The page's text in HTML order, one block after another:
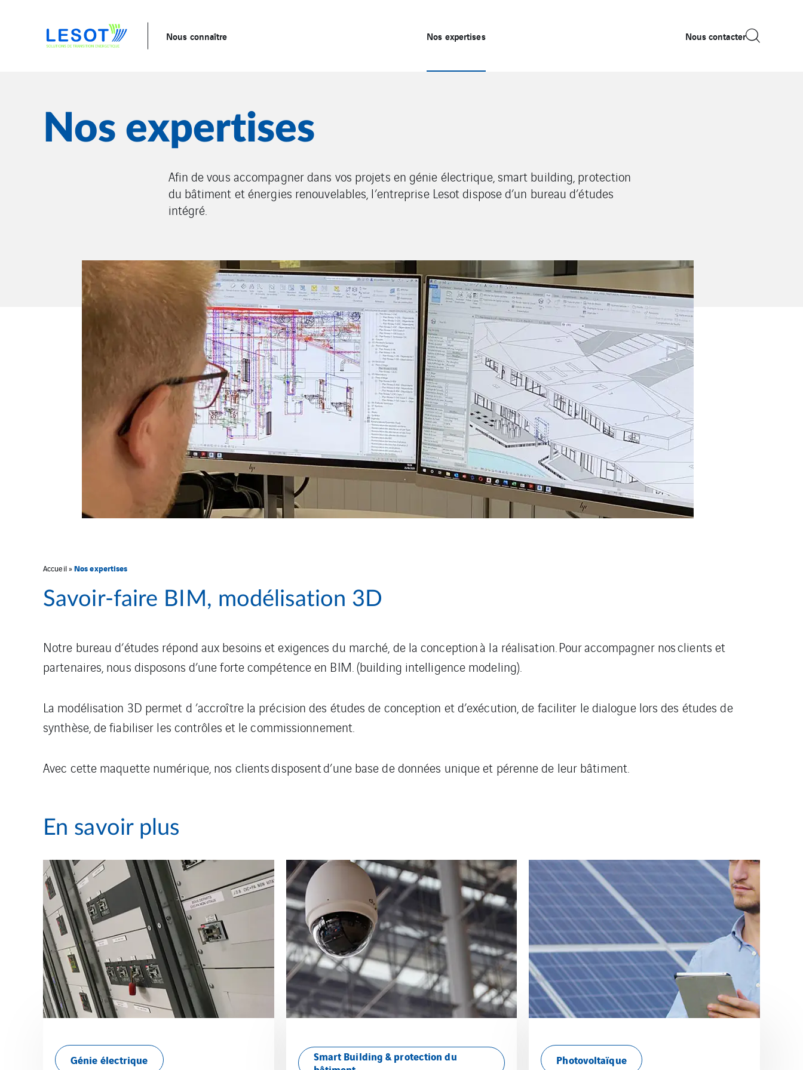
Nous connaître Nos expertises Nous contacter
Nos expertises
Afin de vous accompagner dans vos projets en génie électrique, smart building, protection
du bâtiment et énergies renouvelables, l’entreprise Lesot dispose d’un bureau d’études
intégré.
Accueil»Nos expertises
Savoir-faire BIM, modélisation 3D
Notre bureau d’études répond aux besoins et exigences du marché, de la conception à la réalisation.Pouraccompagner nosclients et
partenaires, nous disposons d’une forte compétence en BIM. (building intelligence modeling).
La modélisation 3D permet d ’accroître la précision des études de conception et d’exécution, de faciliter le dialogue lors des études de
synthèse, de fiabiliser les contrôles et le commissionnement.
Avec cette maquette numérique, nos clientsdisposentd’une base de données unique et pérenne de leur bâtiment.
En savoir plus
Génie électrique
Smart Building & protection du
Photovoltaïque